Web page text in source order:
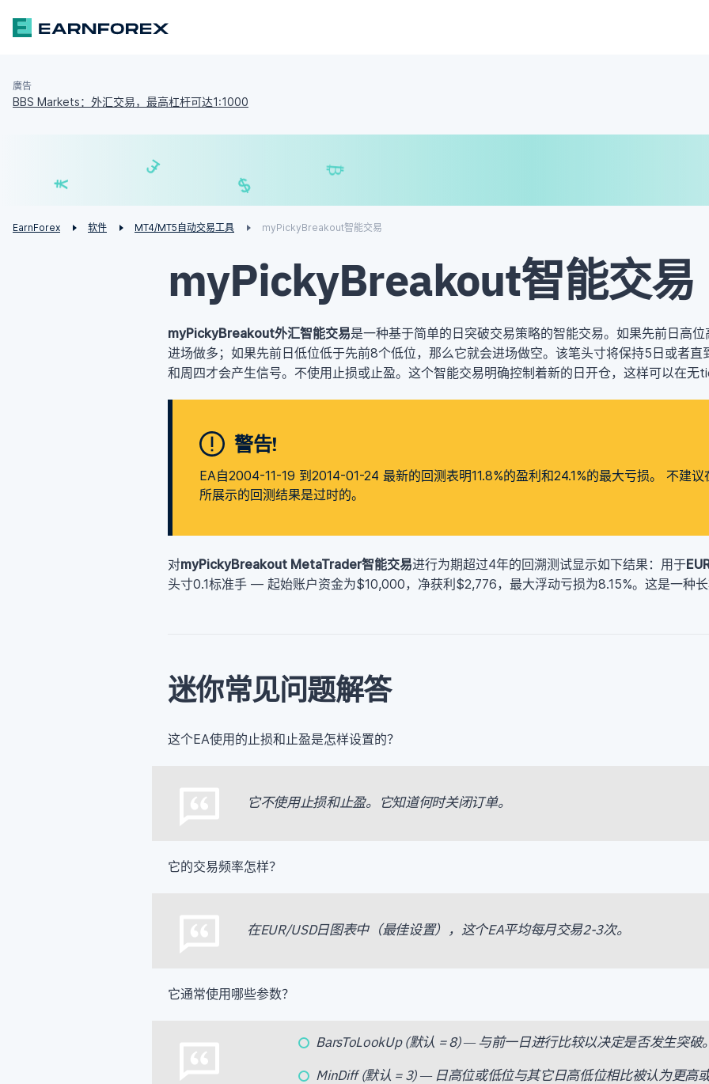
廣告
BBS Markets：外汇交易，最高杠杆可达1:1000
EarnForex 软件 MT4/MT5自动交易工具 myPickyBreakout智能交易
myPickyBreakout智能交易
myPickyBreakout外汇智能交易是一种基于简单的日突破交易策略的智能交易。如果先前日高
进场做多；如果先前日低位低于先前8个低位，那么它就会进场做空。该笔头寸将保持5日或者
和周四才会产生信号。不使用止损或止盈。这个智能交易明确控制着新的日开仓，这样可以在无
警告!
EA自2004-11-19 到2014-01-24 最新的回测表明11.8%的盈利和24.1%的最大亏损。 不建
所展示的回测结果是过时的。
对myPickyBreakout MetaTrader智能交易进行为期超过4年的回溯测试显示如下结果：用于
头寸0.1标准手 — 起始账户资金为$10,000，净获利$2,776，最大浮动亏损为8.15%。这是一种
迷你常见问题解答
这个EA使用的止损和止盈是怎样设置的？
它不使用止损和止盈。它知道何时关闭订单。
它的交易频率怎样？
在EUR/USD日图表中（最佳设置），这个EA平均每月交易2-3次。
它通常使用哪些参数？
BarsToLookUp (默认 = 8) — 与前一日进行比较以决定是否发生突破
MinDiff (默认 = 3) — 日高位或低位与其它日高低位相比被认为更高